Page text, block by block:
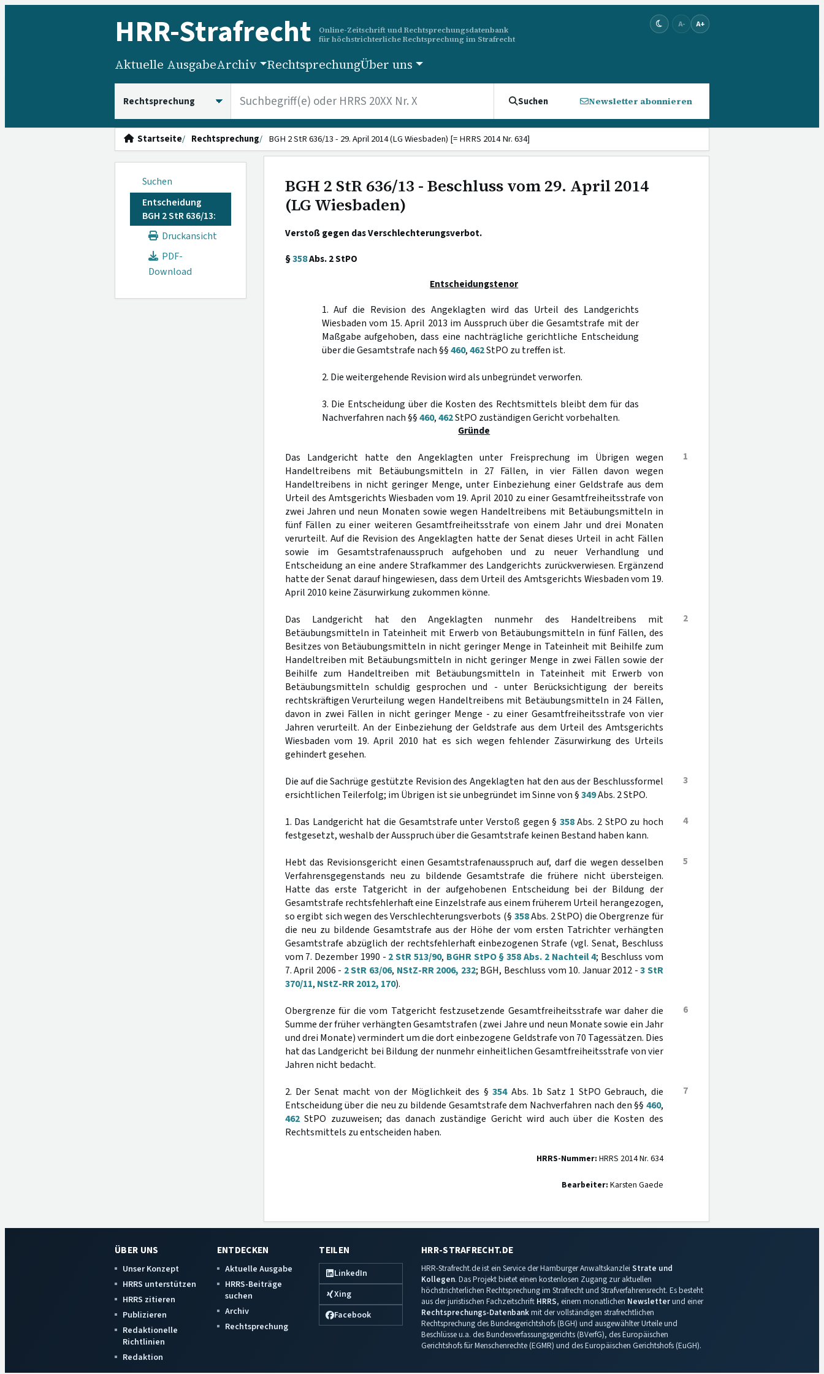
HRR-Strafrecht
Online-Zeitschrift und Rechtsprechungsdatenbank
für höchstrichterliche Rechtsprechung im Strafrecht
A- A+
Aktuelle AusgabeArchiv RechtsprechungÜber uns
Suchen Newsletter abonnieren
Startseite Rechtsprechung BGH 2 StR 636/13 - 29. April 2014 (LG Wiesbaden) [= HRRS 2014 Nr. 634]
Suchen
Entscheidung
BGH 2 StR 636/13:
Druckansicht
PDF-
Download
BGH 2 StR 636/13 - Beschluss vom 29. April 2014
(LG Wiesbaden)
Verstoß gegen das Verschlechterungsverbot.
§358Abs. 2 StPO
Entscheidungstenor
1. Auf die Revision des Angeklagten wird das Urteil des Landgerichts
Wiesbaden vom 15. April 2013 im Ausspruch über die Gesamtstrafe mit der
Maßgabe aufgehoben, dass eine nachträgliche gerichtliche Entscheidung
über die Gesamtstrafe nach §§460,462StPO zu treffen ist.
2. Die weitergehende Revision wird als unbegründet verworfen.
3. Die Entscheidung über die Kosten des Rechtsmittels bleibt dem für das
Nachverfahren nach §§460,462StPO zuständigen Gericht vorbehalten.
Gründe
1
Das Landgericht hatte den Angeklagten unter Freisprechung im Übrigen wegen
Handeltreibens mit Betäubungsmitteln in 27 Fällen, in vier Fällen davon wegen
Handeltreibens in nicht geringer Menge, unter Einbeziehung einer Geldstrafe aus dem
Urteil des Amtsgerichts Wiesbaden vom 19. April 2010 zu einer Gesamtfreiheitsstrafe von
zwei Jahren und neun Monaten sowie wegen Handeltreibens mit Betäubungsmitteln in
fünf Fällen zu einer weiteren Gesamtfreiheitsstrafe von einem Jahr und drei Monaten
verurteilt. Auf die Revision des Angeklagten hatte der Senat dieses Urteil in acht Fällen
sowie im Gesamtstrafenausspruch aufgehoben und zu neuer Verhandlung und
Entscheidung an eine andere Strafkammer des Landgerichts zurückverwiesen. Ergänzend
hatte der Senat darauf hingewiesen, dass dem Urteil des Amtsgerichts Wiesbaden vom 19.
April 2010 keine Zäsurwirkung zukommen könne.
2
Das Landgericht hat den Angeklagten nunmehr des Handeltreibens mit
Betäubungsmitteln in Tateinheit mit Erwerb von Betäubungsmitteln in fünf Fällen, des
Besitzes von Betäubungsmitteln in nicht geringer Menge in Tateinheit mit Beihilfe zum
Handeltreiben mit Betäubungsmitteln in nicht geringer Menge in zwei Fällen sowie der
Beihilfe zum Handeltreiben mit Betäubungsmitteln in Tateinheit mit Erwerb von
Betäubungsmitteln schuldig gesprochen und - unter Berücksichtigung der bereits
rechtskräftigen Verurteilung wegen Handeltreibens mit Betäubungsmitteln in 24 Fällen,
davon in zwei Fällen in nicht geringer Menge - zu einer Gesamtfreiheitsstrafe von vier
Jahren verurteilt. An der Einbeziehung der Geldstrafe aus dem Urteil des Amtsgerichts
Wiesbaden vom 19. April 2010 hat es sich wegen fehlender Zäsurwirkung des Urteils
gehindert gesehen.
3
Die auf die Sachrüge gestützte Revision des Angeklagten hat den aus der Beschlussformel
ersichtlichen Teilerfolg; im Übrigen ist sie unbegründet im Sinne von §349Abs. 2 StPO.
4
1. Das Landgericht hat die Gesamtstrafe unter Verstoß gegen § 358Abs. 2 StPO zu hoch
festgesetzt, weshalb der Ausspruch über die Gesamtstrafe keinen Bestand haben kann.
5
Hebt das Revisionsgericht einen Gesamtstrafenausspruch auf, darf die wegen desselben
Verfahrensgegenstands neu zu bildende Gesamtstrafe die frühere nicht übersteigen.
Hatte das erste Tatgericht in der aufgehobenen Entscheidung bei der Bildung der
Gesamtstrafe rechtsfehlerhaft eine Einzelstrafe aus einem früherem Urteil herangezogen,
so ergibt sich wegen des Verschlechterungsverbots (§ 358Abs. 2 StPO) die Obergrenze für
die neu zu bildende Gesamtstrafe aus der Höhe der vom ersten Tatrichter verhängten
Gesamtstrafe abzüglich der rechtsfehlerhaft einbezogenen Strafe (vgl. Senat, Beschluss
vom 7. Dezember 1990 - 2 StR 513/90, BGHR StPO § 358 Abs. 2 Nachteil 4; Beschluss vom
7. April 2006 - 2 StR 63/06, NStZ-RR 2006, 232; BGH, Beschluss vom 10. Januar 2012 -3 StR
370/11, NStZ-RR 2012, 170).
6
Obergrenze für die vom Tatgericht festzusetzende Gesamtfreiheitsstrafe war daher die
Summe der früher verhängten Gesamtstrafen (zwei Jahre und neun Monate sowie ein Jahr
und drei Monate) vermindert um die dort einbezogene Geldstrafe von 70 Tagessätzen. Dies
hat das Landgericht bei Bildung der nunmehr einheitlichen Gesamtfreiheitsstrafe von vier
Jahren nicht bedacht.
7
2. Der Senat macht von der Möglichkeit des §354Abs. 1b Satz 1 StPO Gebrauch, die
Entscheidung über die neu zu bildende Gesamtstrafe dem Nachverfahren nach den §§ 460,
462StPO zuzuweisen; das danach zuständige Gericht wird auch über die Kosten des
Rechtsmittels zu entscheiden haben.
HRRS-Nummer: HRRS 2014 Nr. 634
Bearbeiter: Karsten Gaede
ÜBER UNS
Unser Konzept
HRRS unterstützen
HRRS zitieren
Publizieren
Redaktionelle
Richtlinien
Redaktion
ENTDECKEN
Aktuelle Ausgabe
HRRS-Beiträge
suchen
Archiv
Rechtsprechung
TEILEN
LinkedIn
Xing
Facebook
HRR-STRAFRECHT.DE
HRR-Strafrecht.de ist ein Service der Hamburger Anwaltskanzlei Strate und
Kollegen. Das Projekt bietet einen kostenlosen Zugang zur aktuellen
höchstrichterlichen Rechtsprechung im Strafrecht und Strafverfahrensrecht. Es besteht
aus der juristischen Fachzeitschrift HRRS, einem monatlichen Newsletterund einer
Rechtsprechungs-Datenbankmit der vollständigen strafrechtlichen
Rechtsprechung des Bundesgerichtshofs (BGH) und ausgewählter Urteile und
Beschlüsse u.a. des Bundesverfassungsgerichts (BVerfG), des Europäischen
Gerichtshofs für Menschenrechte (EGMR) und des Europäischen Gerichtshofs (EuGH).